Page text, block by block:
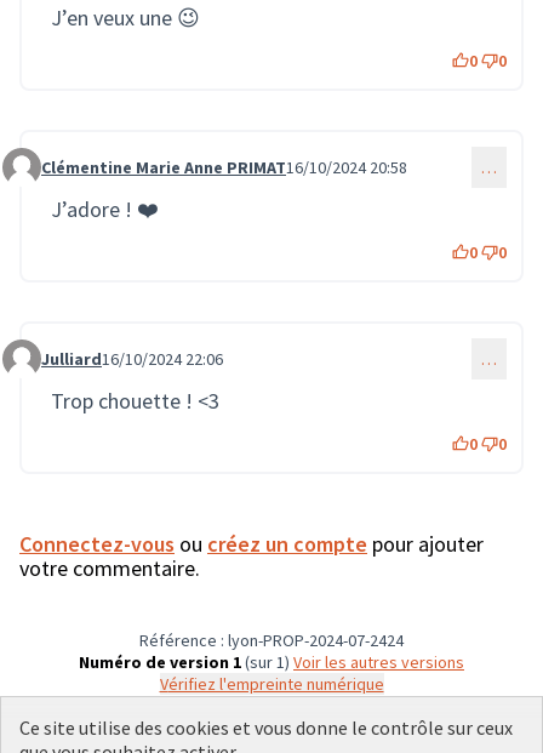
J’en veux une 😉
0 0
Commentaire 2370
Clémentine Marie Anne PRIMAT16/10/2024 20:58 …
J’adore ! ❤️
0 0
Commentaire 2372
Julliard16/10/2024 22:06 …
Trop chouette ! <3
0 0
Connectez-vous ou créez un compte pour ajouter
votre commentaire.
Référence : lyon-PROP-2024-07-2424
Numéro de version 1(sur 1)
voir les autres versions
Vérifiez l'empreinte numérique
Ce site utilise des cookies et vous donne le contrôle sur ceux